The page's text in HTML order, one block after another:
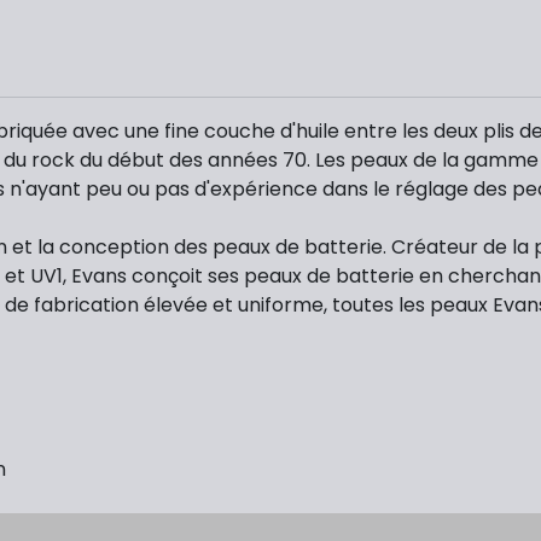
avec une fine couche d'huile entre les deux plis
rock du début des années 70. Les peaux de la
peu ou pas d'expérience dans le réglage des
et la conception des peaux de batterie. Créateur de
UV1, Evans conçoit ses peaux de batterie en
fabrication élevée et uniforme, toutes les peaux